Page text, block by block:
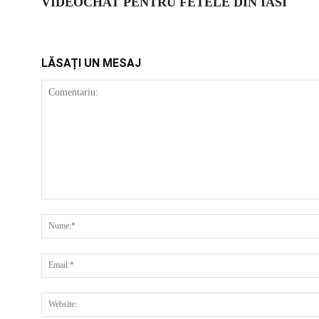
LĂSAȚI UN MESAJ